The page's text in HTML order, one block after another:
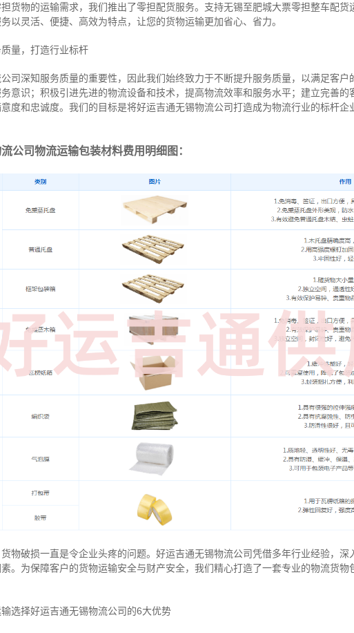
货物的运输需求，我们推出了零担配货服务。支持无锡至肥城大票零担整车配货
以灵活、便捷、高效为特点，让您的货物运输更加省心、省力。
量，打造行业标杆
司深知服务质量的重要性，因此我们始终致力于不断提升服务质量，以满足客
意识；积极引进先进的物流设备和技术，提高物流效率和服务水平；建立完善
度和忠诚度。我们的目标是将好运吉通无锡物流公司打造成为物流行业的标杆
公司物流运输包装材料费用明细图：
物破损一直是令企业头疼的问题。好运吉通无锡物流公司凭借多年行业经验，
。为保障客户的货物运输安全与财产安全，我们精心打造了一套专业的物流货
选择好运吉通无锡物流公司的6大优势